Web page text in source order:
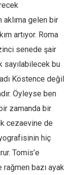
aklıma gelen bir
artıyor. Roma
senede şair
sayılabilecek bu
Köstence değil
Öyleyse ben
zamanda bir
cezaevine de
hiç
Tomis’e
bazı ayak